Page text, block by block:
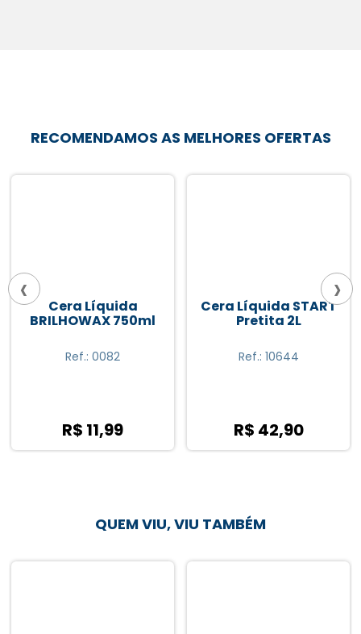
RECOMENDAMOS AS MELHORES OFERTAS
Cera Líquida
BRILHOWAX 750ml
Ref.: 0082
R$ 11,99
Cera Líquida START
Pretita 2L
Ref.: 10644
R$ 42,90
‹ ›
QUEM VIU, VIU TAMBÉM